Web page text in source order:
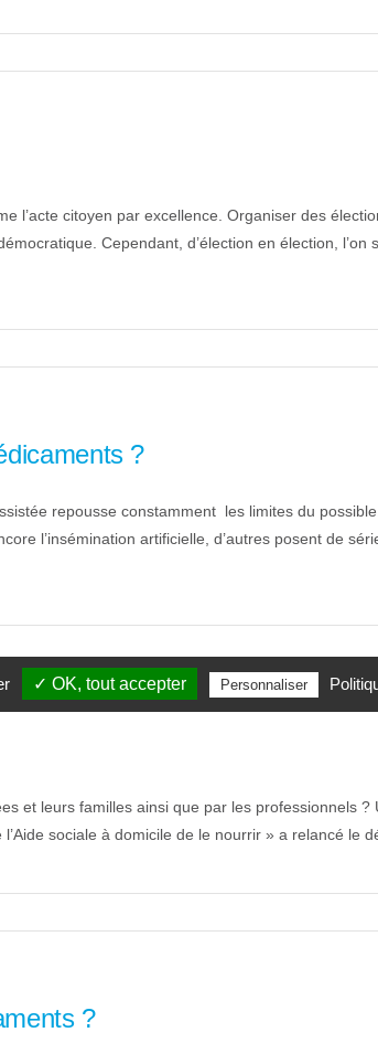
citoyen par excellence. Organiser des
Cependant, d’élection en élection, l’on
?
repousse constamment les limites du
l’insémination artificielle, d’autres posent de
et leurs familles ainsi que par les professionnels
sociale à domicile de le nourrir » a relancé le
?
✓ OK, tout accepter Personnaliser